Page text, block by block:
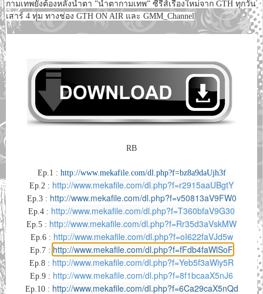
กามเทพยังต้องหลั่งน้ำตา ”น้ำตากามเทพ” ซีรีส์เรื่องใหม่จาก GTH ทุกวัน
เสาร์ 4 ทุ่ม ทางช่อง GTH ON AIR และ GMM_Channel
RB
Ep.1 : http://www.mekafile.com/dl.php?f=bz8a9daUjh3f
Ep.2 : http://www.mekafile.com/dl.php?f=r2915aaUBgtY
Ep.3 : http://www.mekafile.com/dl.php?f=v50813aV9FW0
Ep.4 : http://www.mekafile.com/dl.php?f=T360bfaV9G30
Ep.5 : http://www.mekafile.com/dl.php?f=Rr35d3aVskMW
Ep.6 : http://www.mekafile.com/dl.php?f=oI622faVJd5w
Ep.7 : http://www.mekafile.com/dl.php?f=fFdb4faWlSoF
Ep.8 : http://www.mekafile.com/dl.php?f=Yeb5f3aWiy5R
Ep.9 : http://www.mekafile.com/dl.php?f=8f1bcaaX5nJ6
Ep.10 : http://www.mekafile.com/dl.php?f=6Ca29caX5nQd